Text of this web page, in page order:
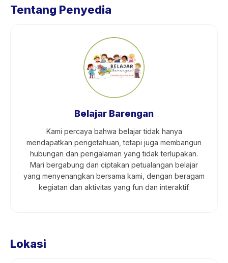
Tentang Penyedia
Belajar Barengan
Kami percaya bahwa belajar tidak hanya
mendapatkan pengetahuan, tetapi juga membangun
hubungan dan pengalaman yang tidak terlupakan.
Mari bergabung dan ciptakan petualangan belajar
yang menyenangkan bersama kami, dengan beragam
kegiatan dan aktivitas yang fun dan interaktif.
Lokasi